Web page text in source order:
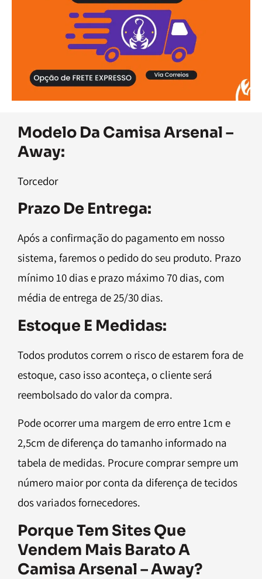
Modelo Da Camisa Arsenal –
Away:
Torcedor
Prazo De Entrega:
Após a confirmação do pagamento em nosso
sistema, faremos o pedido do seu produto. Prazo
mínimo 10 dias e prazo máximo 70 dias, com
média de entrega de 25/30 dias.
Estoque E Medidas:
Todos produtos correm o risco de estarem fora de
estoque, caso isso aconteça, o cliente será
reembolsado do valor da compra.
Pode ocorrer uma margem de erro entre 1cm e
2,5cm de diferença do tamanho informado na
tabela de medidas. Procure comprar sempre um
número maior por conta da diferença de tecidos
dos variados fornecedores.
Porque Tem Sites Que
Vendem Mais Barato A
Camisa Arsenal – Away?